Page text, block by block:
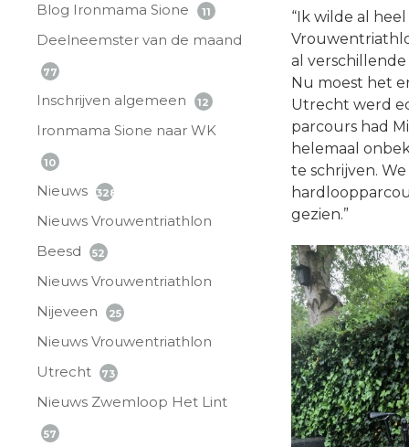
Blog Ironmama Sione 11
Deelneemster van de maand
77
Inschrijven algemeen 12
Ironmama Sione naar WK
10
Nieuws 328
Nieuws Vrouwentriathlon
Beesd
52
Nieuws Vrouwentriathlon
Nijeveen
25
Nieuws Vrouwentriathlon
Utrecht
73
Nieuws Zwemloop Het Lint
57
“Ik wilde al
al
Nu moest het
Utrecht werd
parcours had
helemaal
te schrijven.
gezien.”